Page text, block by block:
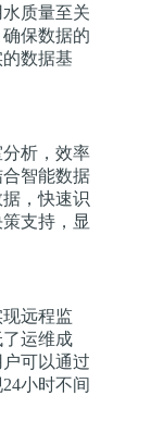
质量至关
保数据的
数据基
析，效率
智能数据
，快速识
支持，显
远程监
运维成
可以通过
小时不间